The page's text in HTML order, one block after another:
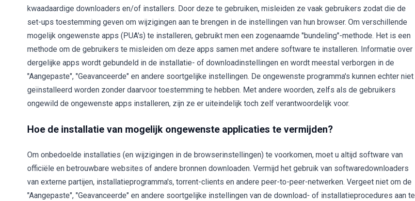
kwaadaardige downloaders en/of installers. Door deze te gebruiken, misleiden ze vaak gebruikers zodat die de
set-ups toestemming geven om wijzigingen aan te brengen in de instellingen van hun browser. Om verschillende
mogelijk ongewenste apps (PUA's) te installeren, gebruikt men een zogenaamde "bundeling"-methode. Het is een
methode om de gebruikers te misleiden om deze apps samen met andere software te installeren. Informatie over
dergelijke apps wordt gebundeld in de installatie- of downloadinstellingen en wordt meestal verborgen in de
"Aangepaste", "Geavanceerde" en andere soortgelijke instellingen. De ongewenste programma's kunnen echter niet
geïnstalleerd worden zonder daarvoor toestemming te hebben. Met andere woorden, zelfs als de gebruikers
ongewild de ongewenste apps installeren, zijn ze er uiteindelijk toch zelf verantwoordelijk voor.
Hoe de installatie van mogelijk ongewenste applicaties te vermijden?
Om onbedoelde installaties (en wijzigingen in de browserinstellingen) te voorkomen, moet u altijd software van
officiële en betrouwbare websites of andere bronnen downloaden. Vermijd het gebruik van softwaredownloaders
van externe partijen, installatieprogramma's, torrent-clients en andere peer-to-peer-netwerken. Vergeet niet om de
"Aangepaste", "Geavanceerde" en andere soortgelijke instellingen van de download- of installatieprocedures aan te